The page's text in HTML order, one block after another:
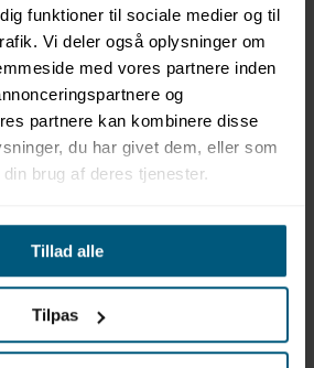
funktioner til sociale medier og til
Vi deler også oplysninger om
med vores partnere inden
og
partnere kan kombinere disse
du har givet dem, eller som
brug af deres tjenester.
Tillad alle
Tilpas
| aquafitness | Reservedel